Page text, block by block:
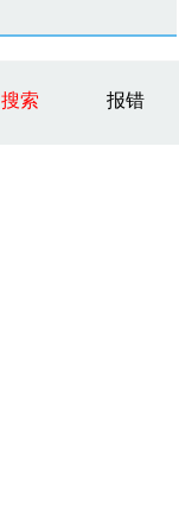
搜索 报错